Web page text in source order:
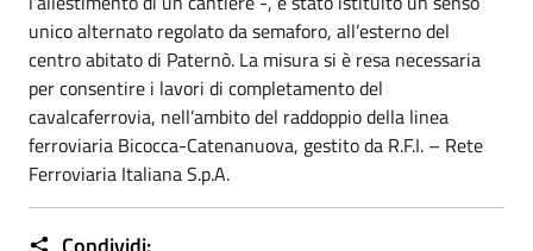
unico alternato regolato da semaforo, all’esterno del
centro abitato di Paternò. La misura si è resa necessaria
per consentire i lavori di completamento del
cavalcaferrovia, nell’ambito del raddoppio della linea
ferroviaria Bicocca-Catenanuova, gestito da R.F.I. – Rete
Ferroviaria Italiana S.p.A.